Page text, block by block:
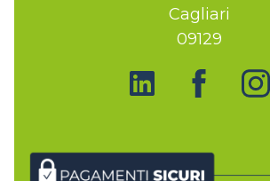
Cagliari
09129